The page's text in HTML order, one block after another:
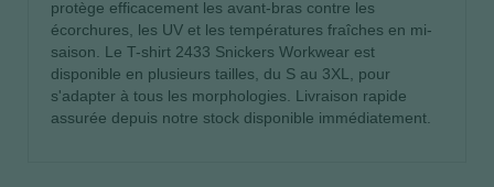
protège efficacement les avant-bras contre les
écorchures, les UV et les températures fraîches en mi-
saison. Le T-shirt 2433 Snickers Workwear est
disponible en plusieurs tailles, du S au 3XL, pour
s'adapter à tous les morphologies. Livraison rapide
assurée depuis notre stock disponible immédiatement.